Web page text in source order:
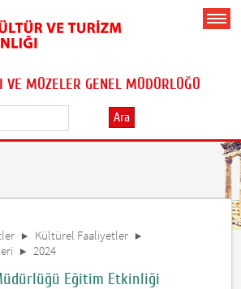
VE MÜZELER GENEL MÜDÜRLÜĞÜ
Ara
Kültürel Faaliyetler
2024
Eğitim Etkinliği